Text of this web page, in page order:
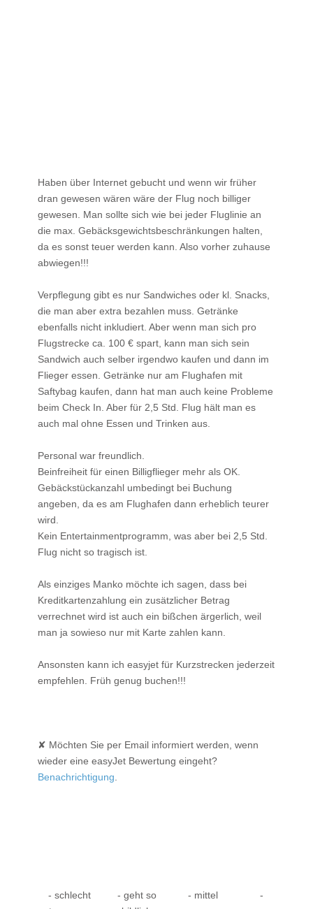
Haben über Internet gebucht und wenn wir früher
dran gewesen wären wäre der Flug noch billiger
gewesen. Man sollte sich wie bei jeder Fluglinie an
die max. Gebäcksgewichtsbeschränkungen halten,
da es sonst teuer werden kann. Also vorher zuhause
abwiegen!!!
Verpflegung gibt es nur Sandwiches oder kl. Snacks,
die man aber extra bezahlen muss. Getränke
ebenfalls nicht inkludiert. Aber wenn man sich pro
Flugstrecke ca. 100 € spart, kann man sich sein
Sandwich auch selber irgendwo kaufen und dann im
Flieger essen. Getränke nur am Flughafen mit
Saftybag kaufen, dann hat man auch keine Probleme
beim Check In. Aber für 2,5 Std. Flug hält man es
auch mal ohne Essen und Trinken aus.
Personal war freundlich.
Beinfreiheit für einen Billigflieger mehr als OK.
Gebäckstückanzahl umbedingt bei Buchung
angeben, da es am Flughafen dann erheblich teurer
wird.
Kein Entertainmentprogramm, was aber bei 2,5 Std.
Flug nicht so tragisch ist.
Als einziges Manko möchte ich sagen, dass bei
Kreditkartenzahlung ein zusätzlicher Betrag
verrechnet wird ist auch ein bißchen ärgerlich, weil
man ja sowieso nur mit Karte zahlen kann.
Ansonsten kann ich easyjet für Kurzstrecken jederzeit
empfehlen. Früh genug buchen!!!
✘ Möchten Sie per Email informiert werden, wenn
wieder eine easyJet Bewertung eingeht?
Benachrichtigung
- schlecht - geht so - mittel
-